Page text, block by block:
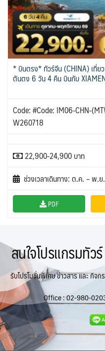
* บินตรง* ทัวร์จีน (CHINA) เที่ย
ตันตง 6 วัน 4 คืน บินกับ
Code: #Code: IM06-CHN-
W260718
22,900-24,900 บาท
ช่วงเวลาเดินทาง: ต.ค. – พ.
PDF
สนใจโปรแกรมทั
รับโปรโมชั่นพิเศษ ข่าวสาร และ กิจก
Office :02-980-